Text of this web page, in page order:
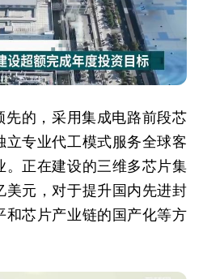
先的，采用集成电路前段芯
立专业代工模式服务全球客
。正在建设的三维多芯片集
美元，对于提升国内先进封
和芯片产业链的国产化等方